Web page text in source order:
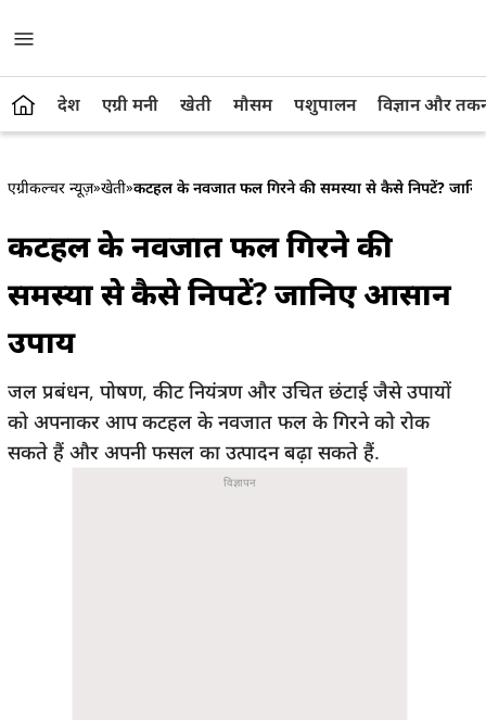
देश एग्री मनी खेती मौसम पशुपालन विज्ञान और
एग्रीकल्चर न्यूज़»खेती»कटहल के नवजात फल गिरने की समस्या से कैसे निपटें?
कटहल के नवजात फल गिरने की
समस्या से कैसे निपटें? जानिए आसान
उपाय
जल प्रबंधन, पोषण, कीट नियंत्रण और उचित छंटाई जैसे उपायों
को अपनाकर आप कटहल के नवजात फल के गिरने को रोक
सकते हैं और अपनी फसल का उत्पादन बढ़ा सकते हैं.